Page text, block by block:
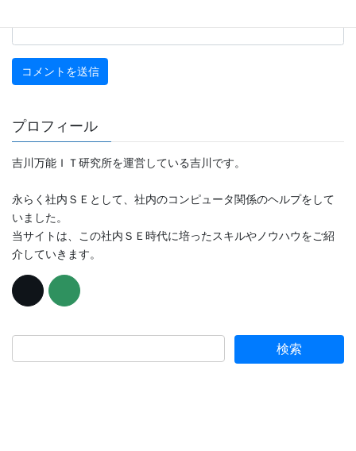
プロフィール
吉川万能ＩＴ研究所を運営している吉川です。
永らく社内ＳＥとして、社内のコンピュータ関係のヘルプをして
いました。
当サイトは、この社内ＳＥ時代に培ったスキルやノウハウをご紹
介していきます。